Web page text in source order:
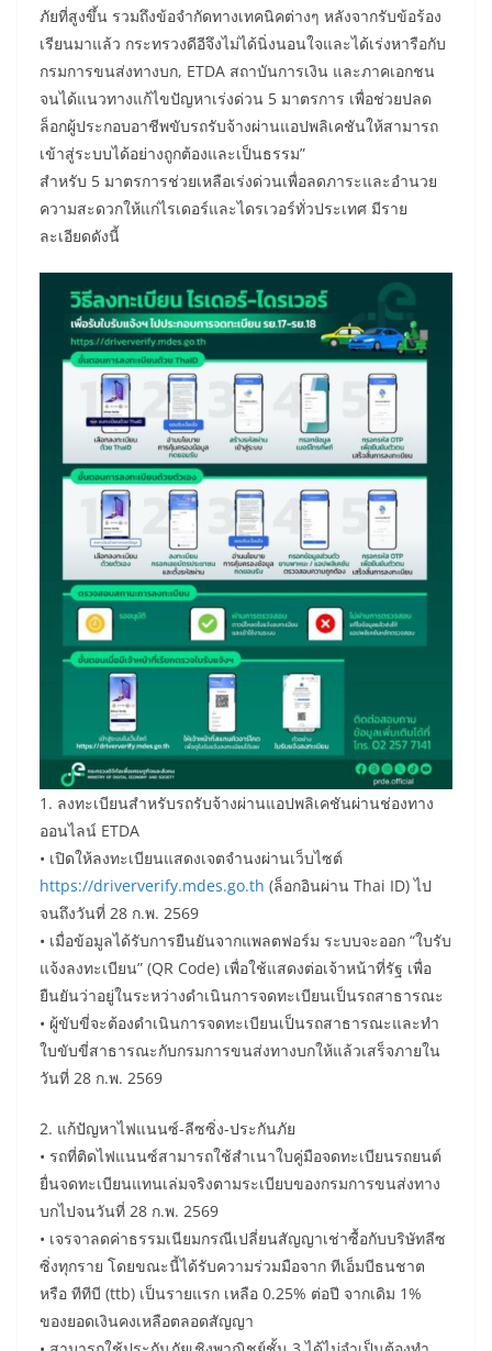
ภัยที่สูงขึ้น รวมถึงข้อจำกัดทางเทคนิคต่างๆ หลังจากรับข้อร้อง
เรียนมาแล้ว กระทรวงดีอีจึงไม่ได้นิ่งนอนใจและได้เร่งหารือกับ
กรมการขนส่งทางบก, ETDA สถาบันการเงิน และภาคเอกชน
จนได้แนวทางแก้ไขปัญหาเร่งด่วน 5 มาตรการ เพื่อช่วยปลด
ล็อกผู้ประกอบอาชีพขับรถรับจ้างผ่านแอปพลิเคชันให้สามารถ
เข้าสู่ระบบได้อย่างถูกต้องและเป็นธรรม”
สำหรับ 5 มาตรการช่วยเหลือเร่งด่วนเพื่อลดภาระและอำนวย
ความสะดวกให้แก่ไรเดอร์และไดรเวอร์ทั่วประเทศ มีราย
ละเอียดดังนี้
1. ลงทะเบียนสำหรับรถรับจ้างผ่านแอปพลิเคชันผ่านช่องทาง
ออนไลน์ ETDA
• เปิดให้ลงทะเบียนแสดงเจตจำนงผ่านเว็บไซต์
https://driververify.mdes.go.th (ล็อกอินผ่าน Thai ID) ไป
จนถึงวันที่ 28 ก.พ. 2569
• เมื่อข้อมูลได้รับการยืนยันจากแพลตฟอร์ม ระบบจะออก “ใบรับ
แจ้งลงทะเบียน” (QR Code) เพื่อใช้แสดงต่อเจ้าหน้าที่รัฐ เพื่อ
ยืนยันว่าอยู่ในระหว่างดำเนินการจดทะเบียนเป็นรถสาธารณะ
• ผู้ขับขี่จะต้องดำเนินการจดทะเบียนเป็นรถสาธารณะและทำ
ใบขับขี่สาธารณะกับกรมการขนส่งทางบกให้แล้วเสร็จภายใน
วันที่ 28 ก.พ. 2569
2. แก้ปัญหาไฟแนนซ์-ลีซซิ่ง-ประกันภัย
• รถที่ติดไฟแนนซ์สามารถใช้สำเนาใบคู่มือจดทะเบียนรถยนต์
ยื่นจดทะเบียนแทนเล่มจริงตามระเบียบของกรมการขนส่งทาง
บกไปจนวันที่ 28 ก.พ. 2569
• เจรจาลดค่าธรรมเนียมกรณีเปลี่ยนสัญญาเช่าซื้อกับบริษัทลีซ
ซิ่งทุกราย โดยขณะนี้ได้รับความร่วมมือจาก ทีเอ็มบีธนชาต
หรือ ทีทีบี (ttb) เป็นรายแรก เหลือ 0.25% ต่อปี จากเดิม 1%
ของยอดเงินคงเหลือตลอดสัญญา